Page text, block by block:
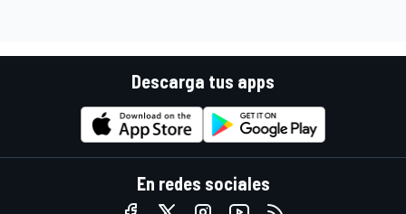
Descarga tus apps
En redes sociales